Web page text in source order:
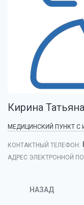
Кирина
МЕДИЦИНСКИЙ ПУНКТ С
КОНТАКТНЫЙ ТЕЛЕФОН:
АДРЕС ЭЛЕКТРОННОЙ
НАЗАД